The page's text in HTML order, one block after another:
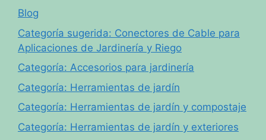
Blog
Categoría sugerida: Conectores de Cable para
Aplicaciones de Jardinería y Riego
Categoría: Accesorios para jardinería
Categoría: Herramientas de jardín
Categoría: Herramientas de jardín y compostaje
Categoría: Herramientas de jardín y exteriores